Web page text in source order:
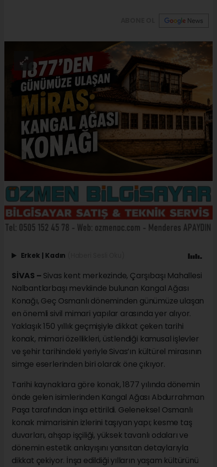
Erkek Kadın
SİVAS – Sivas kent merkezinde, Çarşıbaşı Mahallesi
Nalbantlarbaşı mevkiinde bulunan Kangal Ağası
Konağı, Geç Osmanlı döneminden günümüze ulaşan
en önemli sivil mimari yapılar arasında yer alıyor.
Yaklaşık 150 yıllık geçmişiyle dikkat çeken tarihi
konak, mimari özellikleri, üstlendiği kamusal işlevler
ve şehir tarihindeki yeriyle Sivas’ın kültürel mirasının
simge eserlerinden biri olarak öne çıkıyor.
Tarihi kaynaklara göre konak, 1877 yılında dönemin
önde gelen isimlerinden Kangal Ağası Abdurrahman
Paşa tarafından inşa ettirildi. Geleneksel Osmanlı
konak mimarisinin izlerini taşıyan yapı; kesme taş
duvarları, ahşap işçiliği, yüksek tavanlı odaları ve
dönemin estetik anlayışını yansıtan detaylarıyla
dikkat çekiyor. İnşa edildiği yılların yaşam kültürünü